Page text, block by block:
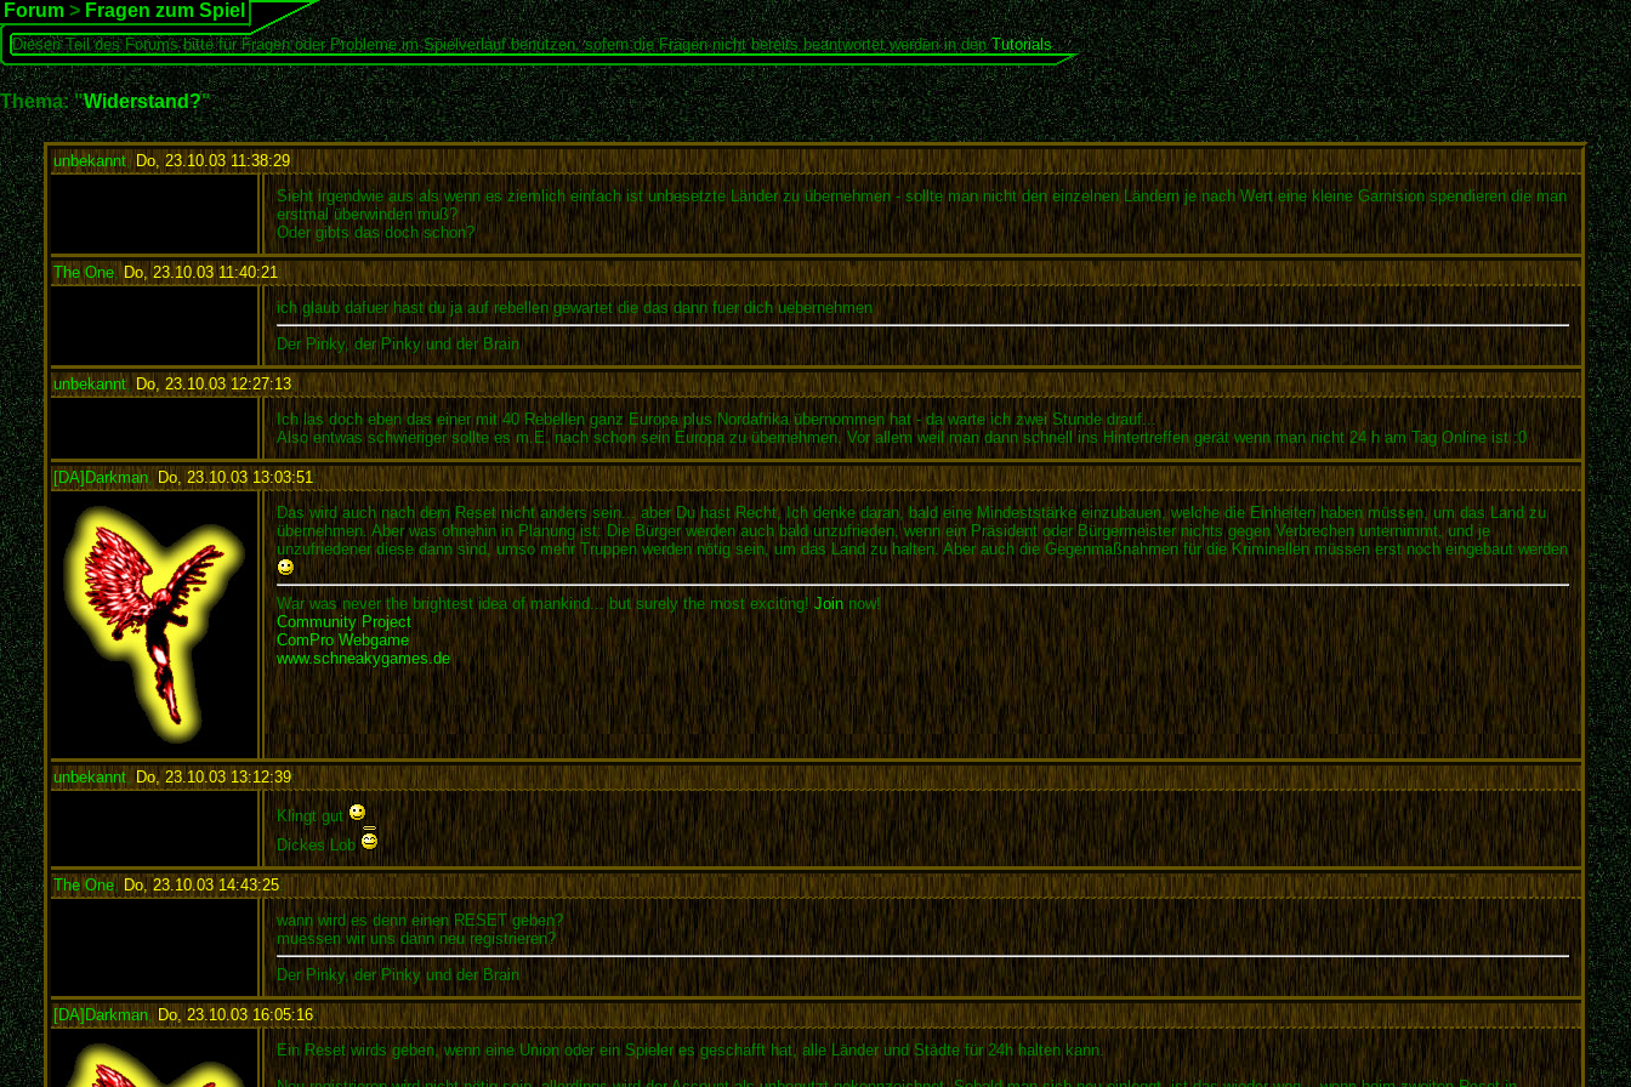
Forum > Fragen zum Spiel
Diesen Teil des Forums bitte für Fragen oder Probleme im Spielverlauf benutzen, sofern die Fragen nicht bereits beantwortet werden in denTutorials.
Thema: "Widerstand?"
unbekannt,Do, 23.10.03 11:38:29:
Sieht irgendwie aus als wenn es ziemlich einfach ist unbesetzte Länder zu übernehmen - sollte man nicht den einzelnen Ländern je nach Wert eine kleine Garnision spendieren die man
erstmal überwinden muß?
Oder gibts das doch schon?
The One,Do, 23.10.03 11:40:21 :
ich glaub dafuer hast du ja auf rebellen gewartet die das dann fuer dich uebernehmen
Der Pinky, der Pinky und der Brain
unbekannt, Do, 23.10.03 12:27:13:
Ich las doch eben das einer mit 40 Rebellen ganz Europa plus Nordafrika übernommen hat - da warte ich zwei Stunde drauf...
Also entwas schwieriger sollte es m.E. nach schon sein Europa zu übernehmen. Vor allem weil man dann schnell ins Hintertreffen gerät wenn man nicht 24 h am Tag Online ist :0
[DA]Darkman,Do, 23.10.03 13:03:51:
Das wird auch nach dem Reset nicht anders sein... aber Du hast Recht, Ich denke daran, bald eine Mindeststärke einzubauen, welche die Einheiten haben müssen, um das Land zu
übernehmen. Aber was ohnehin in Planung ist: Die Bürger werden auch bald unzufrieden, wenn ein Präsident oder Bürgermeister nichts gegen Verbrechen unternimmt, und je
unzufriedener diese dann sind, umso mehr Truppen werden nötig sein, um das Land zu halten. Aber auch die Gegenmaßnahmen für die Kriminellen müssen erst noch eingebaut werden
War was never the brightest idea of mankind... but surely the most exciting!Joinnow!
Community Project
ComPro Webgame
www.schneakygames.de
unbekannt, Do, 23.10.03 13:12:39:
Klingt gut
Dickes Lob
The One, Do, 23.10.03 14:43:25:
wann wird es denn einen RESET geben?
muessen wir uns dann neu registrieren?
Der Pinky, der Pinky und der Brain
[DA]Darkman, Do, 23.10.03 16:05:16:
Ein Reset wirds geben, wenn eine Union oder ein Spieler es geschafft hat, alle Länder und Städte für 24h halten kann.